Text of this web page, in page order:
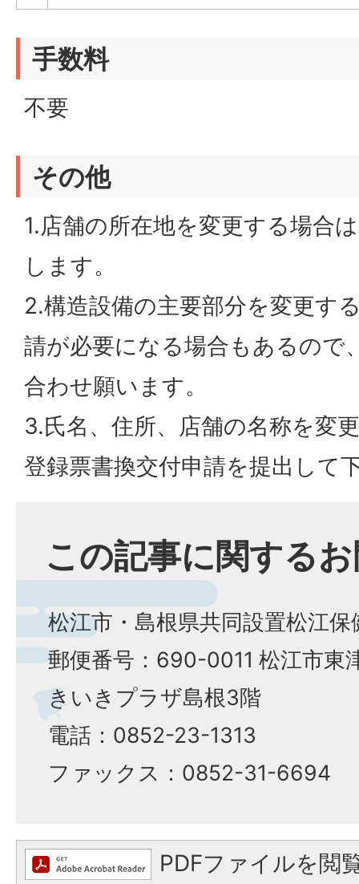
手数料
不要
その他
1.店舗の所在地を変更する場合
します。
2.構造設備の主要部分を変更す
請が必要になる場合もあるので
合わせ願います。
3.氏名、住所、店舗の名称を変
登録票書換交付申請を提出して
この記事に関する
松江市・島根県共同設置松江保
郵便番号：690-0011 松江市東
きいきプラザ島根3階
電話：0852-23-1313
ファックス：0852-31-6694
PDFファイルを閲